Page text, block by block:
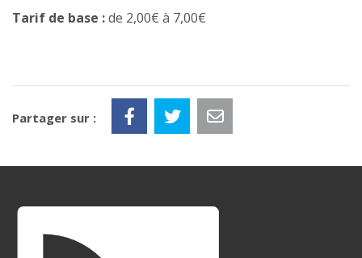
Tarif de base :de 2,00€ à 7,00€
Partager sur :